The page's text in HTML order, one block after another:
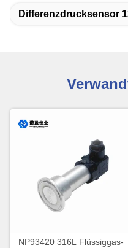
Differenzdrucksensor
NP93420 316L Flüssiggas-